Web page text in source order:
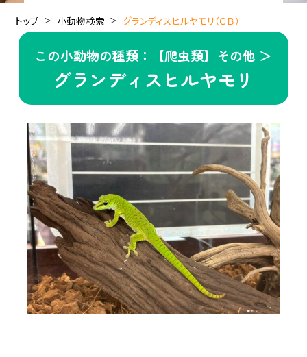
トップ 小動物検索 グランディスヒルヤモリ（ＣＢ）
この小動物の種類：【爬虫類】その他 ＞
グランディスヒルヤモリ